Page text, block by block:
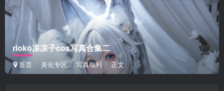
rioko凉凉子cos写真合集二
首页 美化专区 写真福利 正文